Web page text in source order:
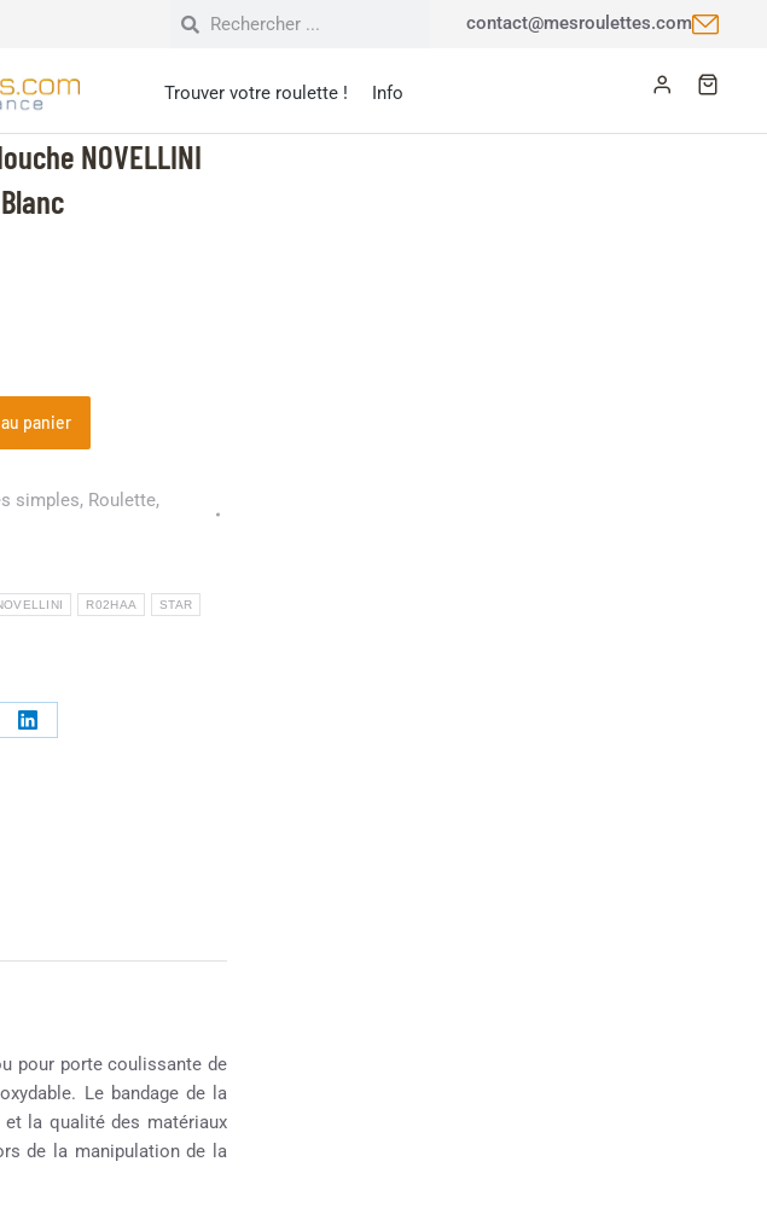
contact@mesroulettes.com
Trouver votre roulette ! Info
NOVELLINI
panier
simples, Roulette,
R02HAA STAR
pour porte coulissante de
Le bandage de la
la qualité des matériaux
de la manipulation de la